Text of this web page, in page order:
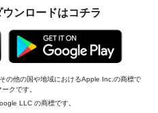
ンロードはコチラ
の他の国や地域におけるApple Inc.の商標で
クです。
LLC の商標です。